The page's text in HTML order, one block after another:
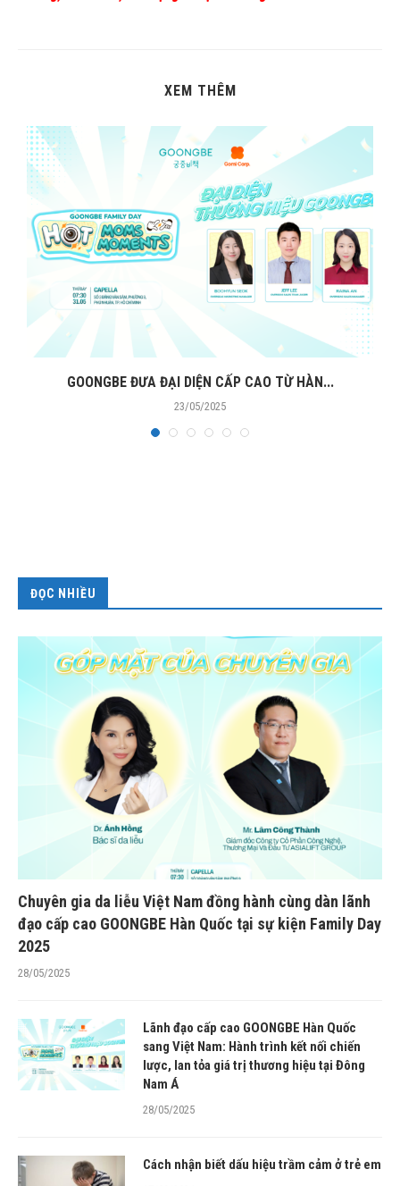
XEM THÊM
GOONGBE ĐƯA ĐẠI DIỆN CẤP CAO TỪ HÀN...
23/05/2025
ĐỌC NHIỀU
Chuyên gia da liễu Việt Nam đồng hành cùng dàn lãnh
đạo cấp cao GOONGBE Hàn Quốc tại sự kiện Family Day
2025
28/05/2025
Lãnh đạo cấp cao GOONGBE Hàn Quốc
sang Việt Nam: Hành trình kết nối chiến
lược, lan tỏa giá trị thương hiệu tại Đông
Nam Á
28/05/2025
Cách nhận biết dấu hiệu trầm cảm ở trẻ em